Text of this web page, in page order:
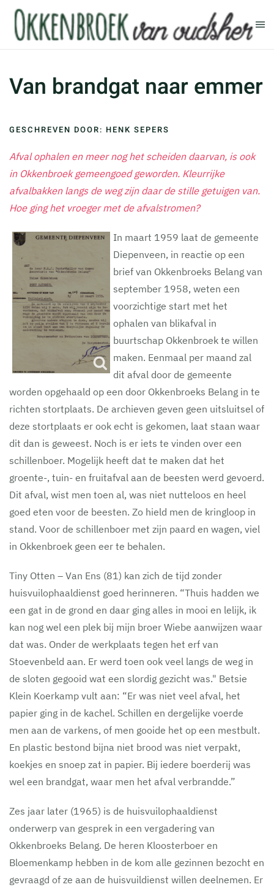
Terug naar hoofdinhoud
Van brandgat naar emmer
GESCHREVEN DOOR: HENK SEPERS
Afval ophalen en meer nog het scheiden daarvan, is ook
in Okkenbroek gemeengoed geworden. Kleurrijke
afvalbakken langs de weg zijn daar de stille getuigen van.
Hoe ging het vroeger met de afvalstromen?
In maart 1959 laat de gemeente
Diepenveen, in reactie op een
brief van Okkenbroeks Belang van
september 1958, weten een
voorzichtige start met het
ophalen van blikafval in
buurtschap Okkenbroek te willen
maken. Eenmaal per maand zal
dit afval door de gemeente
worden opgehaald op een door Okkenbroeks Belang in te
richten stortplaats. De archieven geven geen uitsluitsel of
deze stortplaats er ook echt is gekomen, laat staan waar
dit dan is geweest. Noch is er iets te vinden over een
schillenboer. Mogelijk heeft dat te maken dat het
groente-, tuin- en fruitafval aan de beesten werd gevoerd.
Dit afval, wist men toen al, was niet nutteloos en heel
goed eten voor de beesten. Zo hield men de kringloop in
stand. Voor de schillenboer met zijn paard en wagen, viel
in Okkenbroek geen eer te behalen.
Tiny Otten – Van Ens (81) kan zich de tijd zonder
huisvuilophaaldienst goed herinneren. “Thuis hadden we
een gat in de grond en daar ging alles in mooi en lelijk, ik
kan nog wel een plek bij mijn broer Wiebe aanwijzen waar
dat was. Onder de werkplaats tegen het erf van
Stoevenbeld aan. Er werd toen ook veel langs de weg in
de sloten gegooid wat een slordig gezicht was." Betsie
Klein Koerkamp vult aan: “Er was niet veel afval, het
papier ging in de kachel. Schillen en dergelijke voerde
men aan de varkens, of men gooide het op een mestbult.
En plastic bestond bijna niet brood was niet verpakt,
koekjes en snoep zat in papier. Bij iedere boerderij was
wel een brandgat, waar men het afval verbrandde.”
Zes jaar later (1965) is de huisvuilophaaldienst
onderwerp van gesprek in een vergadering van
Okkenbroeks Belang. De heren Kloosterboer en
Bloemenkamp hebben in de kom alle gezinnen bezocht en
gevraagd of ze aan de huisvuildienst willen deelnemen. Er